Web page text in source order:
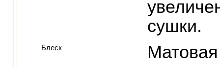
сушки.
Блеск Матовая